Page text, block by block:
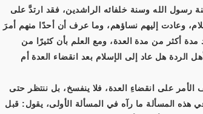
رسول الله وسنة خلفائه الراشدين، فقد ارتدَّ على
وعادت إليهم نساؤهم، وما عرف أن أحدًا منهم أمرَ
مدة أكثر من مدة العدة، ومع العلم بأن كثيرًا من
الردة هل عاد إلى الإسلام بعد انقضاء العدة أم
الأمر على انقضاءِ العدة، فلا ينفسخ، بل ننتظر حتى
هذه المسألة ما رآه في المسألة الأولى، يقول: قبل